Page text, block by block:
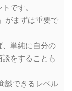
です。
がまずは重要で
、単純に自分の
をすることも
談できるレベル